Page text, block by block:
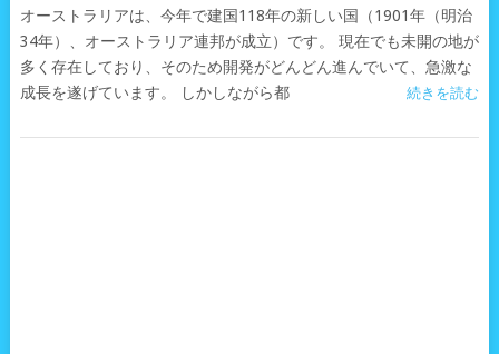
オーストラリアは、今年で建国118年の新しい国（1901年（明治
34年）、オーストラリア連邦が成立）です。 現在でも未開の地が
多く存在しており、そのため開発がどんどん進んでいて、急激な
成長を遂げています。 しかしながら都
続きを読む